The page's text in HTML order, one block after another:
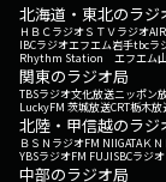
北海道・東北のラジ
ＨＢＣラジオＳＴＶラジオ
IBCラジオエフエム岩手tbcラ
Rhythm Station エフエム
関東のラジオ局
TBSラジオ文化放送ニッポン
LuckyFM 茨城放送CRT栃木放
北陸・甲信越のラジ
ＢＳＮラジオFM NIIGATAＫ
YBSラジオFM FUJISBCラジオ
中部のラジオ局